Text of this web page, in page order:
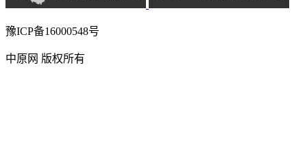
豫ICP备16000548号
中原网 版权所有